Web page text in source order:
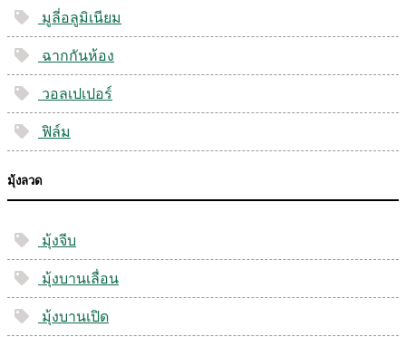
มูลี่อลูมิเนียม
ฉากกันห้อง
วอลเปเปอร์
ฟิล์ม
มุ้งลวด
มุ้งจีบ
มุ้งบานเลื่อน
มุ้งบานเปิด